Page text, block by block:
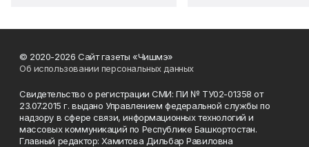
© 2020-2026 Сайт газеты «Чишмэ»
Об использовании персональных данных
Свидетельство о регистрации СМИ: ПИ № ТУ02-01358 от
23.07.2015 г. выдано Управлением федеральной службы по
надзору в сфере связи, информационных технологий и
массовых коммуникаций по Республике Башкортостан.
Главный редактор: Хамитова Дильбар Равиловна